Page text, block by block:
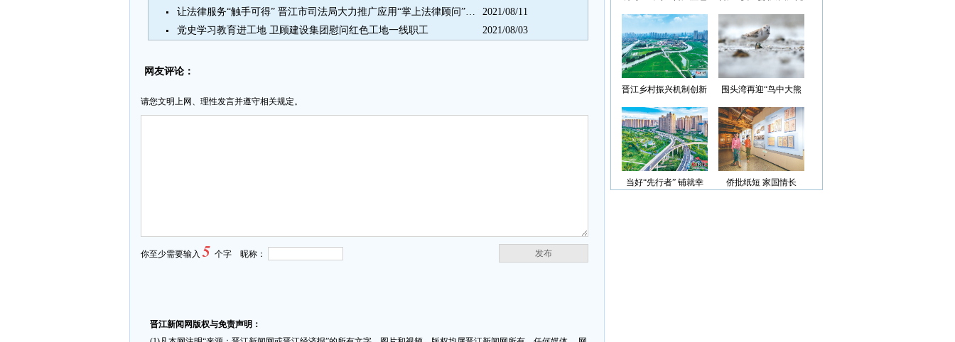
让法律服务“触手可得” 晋江市司法局大力推广应用“掌上法律顾问”小程序
2021/08/11
党史学习教育进工地 卫顾建设集团慰问红色工地一线职工
2021/08/03
网友评论：
请您文明上网、理性发言并遵守相关规定。
发布
你至少需要输入5 个字 昵称：
晋江新闻网版权与免责声明：
光”首批认定名单
晋江乡村振兴机制创新
围头湾再迎“鸟中大熊
当好“先行者” 铺就幸
侨批纸短 家国情长